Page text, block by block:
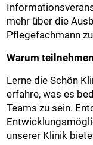
mehr über die
Pflegefachmann
Warum
Lerne die Schön
erfahre, was es
Teams zu sein.
unserer Klinik